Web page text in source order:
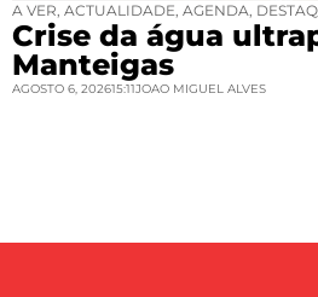
A VER, ACTUALIDADE, AGENDA,
Crise da água
Manteigas
AGOSTO 6, 202615:11JOAO MIGUEL ALVES